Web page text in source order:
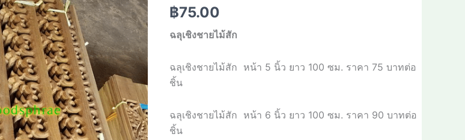
฿75.00
ฉลุเชิงชายไม้สัก
ฉลุเชิงชายไม้สัก หน้า 5 นิ้ว ยาว 100ซม. ราคา 75บาทต่อ
ชิ้น
ฉลุเชิงชายไม้สัก หน้า 6 นิ้ว ยาว 100ซม. ราคา 90บาทต่อ
ชิ้น